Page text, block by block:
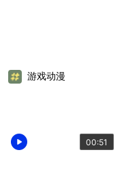
00:51
游戏动漫